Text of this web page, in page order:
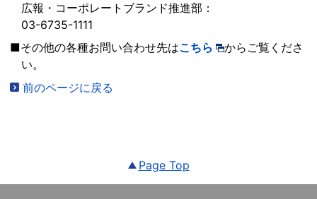
広報・コーポレートブランド推進部：
03-6735-1111
■その他の各種お問い合わせ先はこちら
からご覧くださ
い。
前のページに戻る
Page Top